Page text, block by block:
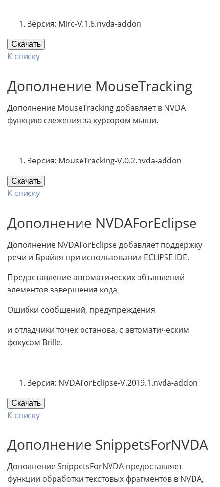
Версия: Mirc-V.1.6.nvda-addon
Скачать
К списку
Дополнение MouseTracking
Дополнение MouseTracking добавляет в NVDA
функцию слежения за курсором мыши.
Версия: MouseTracking-V.0.2.nvda-addon
Скачать
К списку
Дополнение NVDAForEclipse
Дополнение NVDAForEclipse добавляет поддержку
речи и Брайля при использовании ECLIPSE IDE.
Предоставление автоматических объявлений
элементов завершения кода.
Ошибки сообщений, предупреждения
и отладчики точек останова, с автоматическим
фокусом Brille.
Версия: NVDAForEclipse-V.2019.1.nvda-addon
Скачать
К списку
Дополнение SnippetsForNVDA
Дополнение SnippetsForNVDA предоставляет
функции обработки текстовых фрагментов в NVDA,